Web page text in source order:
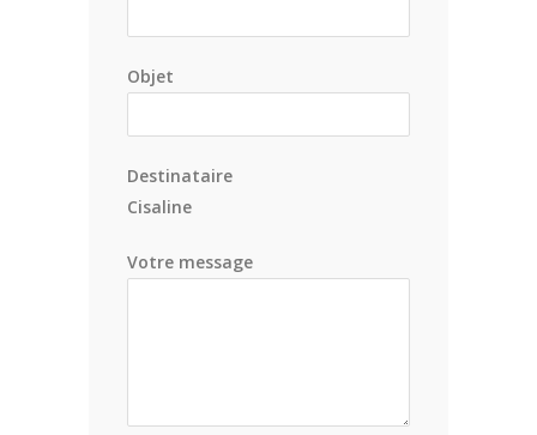
Objet
Destinataire
Cisaline
Votre message